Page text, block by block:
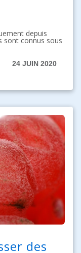
depuis
sont connus sous
24 JUIN 2020
des